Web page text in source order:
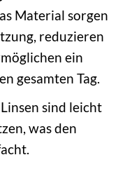
Material sorgen
reduzieren
ein
gesamten Tag.
sind leicht
was den